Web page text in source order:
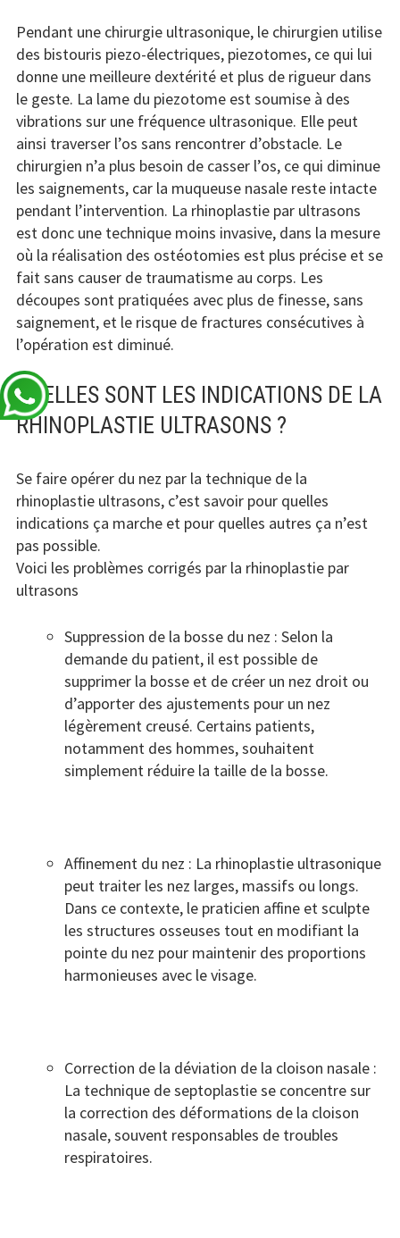
Pendant une chirurgie ultrasonique, le chirurgien utilise
des bistouris piezo-électriques, piezotomes, ce qui lui
donne une meilleure dextérité et plus de rigueur dans
le geste. La lame du piezotome est soumise à des
vibrations sur une fréquence ultrasonique. Elle peut
ainsi traverser l’os sans rencontrer d’obstacle. Le
chirurgien n’a plus besoin de casser l’os, ce qui diminue
les saignements, car la muqueuse nasale reste intacte
pendant l’intervention. La rhinoplastie par ultrasons
est donc une technique moins invasive, dans la mesure
où la réalisation des ostéotomies est plus précise et se
fait sans causer de traumatisme au corps. Les
découpes sont pratiquées avec plus de finesse, sans
saignement, et le risque de fractures consécutives à
l’opération est diminué.
QUELLES SONT LES INDICATIONS DE LA
RHINOPLASTIE ULTRASONS ?
Se faire opérer du nez par la technique de la
rhinoplastie ultrasons, c’est savoir pour quelles
indications ça marche et pour quelles autres ça n’est
pas possible.
Voici les problèmes corrigés par la rhinoplastie par
ultrasons
Suppression de la bosse du nez : Selon la
demande du patient, il est possible de
supprimer la bosse et de créer un nez droit ou
d’apporter des ajustements pour un nez
légèrement creusé. Certains patients,
notamment des hommes, souhaitent
simplement réduire la taille de la bosse.
Affinement du nez : La rhinoplastie ultrasonique
peut traiter les nez larges, massifs ou longs.
Dans ce contexte, le praticien affine et sculpte
les structures osseuses tout en modifiant la
pointe du nez pour maintenir des proportions
harmonieuses avec le visage.
Correction de la déviation de la cloison nasale :
La technique de septoplastie se concentre sur
la correction des déformations de la cloison
nasale, souvent responsables de troubles
respiratoires.